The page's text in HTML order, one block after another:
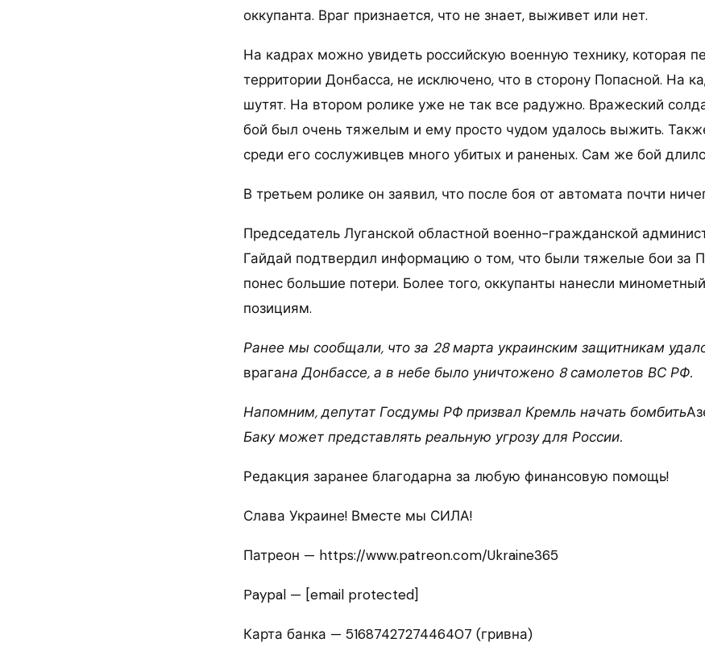
оккупанта. Враг признается, что не знает, выживет или нет.
На кадрах можно увидеть российскую военную технику, которая
территории Донбасса, не исключено, что в сторону Попасной. На
шутят. На втором ролике уже не так все радужно. Вражеский
бой был очень тяжелым и ему просто чудом удалось выжить.
среди его сослуживцев много убитых и раненых. Сам же бой
В третьем ролике он заявил, что после боя от автомата почти
Председатель Луганской областной военно-гражданской
Гайдай подтвердил информацию о том, что были тяжелые бои за
понес большие потери. Более того, оккупанты нанесли
позициям.
Ранее мы сообщали, что за 28 марта украинским защитникам
врагана Донбассе, а в небе было уничтожено 8 самолетов ВС РФ.
Напомним, депутат Госдумы РФ призвал Кремль начать бомбить
Баку может представлять реальную угрозу для России.
Редакция заранее благодарна за любую финансовую помощь!
Слава Украине! Вместе мы СИЛА!
Патреон — https://www.patreon.com/Ukraine365
Paypal — [email protected]
Карта банка — 5168742727446407 (гривна)